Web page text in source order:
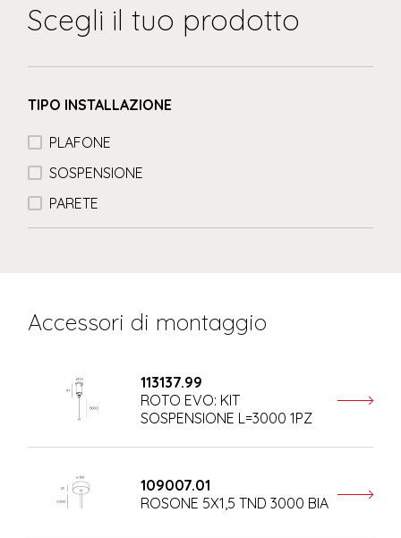
Scegli il tuo prodotto
TIPO INSTALLAZIONE
PLAFONE
SOSPENSIONE
PARETE
Accessori di montaggio
113137.99
ROTO EVO: KIT
SOSPENSIONE L=3000 1PZ
109007.01
ROSONE 5X1,5 TND 3000 BIA